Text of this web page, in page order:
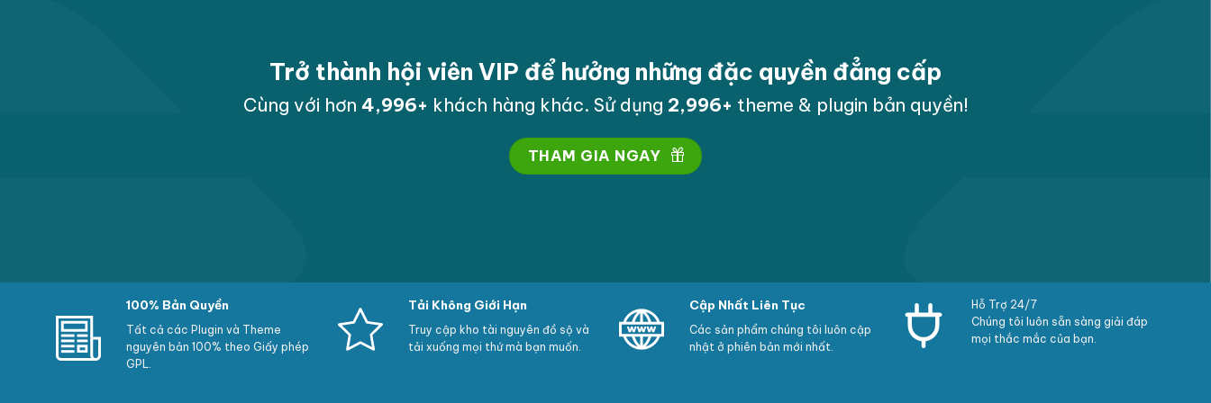
Trở thành hội viên VIP để hưởng những đặc quyền đẳng cấp
Cùng với hơn 5,000+ khách hàng khác. Sử dụng 3,000+ theme & plugin bản quyền!
THAM GIA NGAY
100% Bản Quyền
Tất cả các Plugin và Theme
nguyên bản 100% theo Giấy phép
GPL.
Tải Không Giới Hạn
Truy cập kho tài nguyên đồ sộ và
tải xuống mọi thứ mà bạn muốn.
Cập Nhất Liên Tục
Các sản phẩm chúng tôi luôn cập
nhật ở phiên bản mới nhất.
Hỗ Trợ 24/7
Chúng tôi luôn sẵn sàng giải đáp
mọi thắc mắc của bạn.